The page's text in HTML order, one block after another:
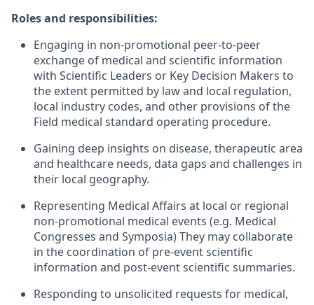
Roles and responsibilities:
Engaging in non-promotional peer-to-peer
exchange of medical and scientific information
with Scientific Leaders or Key Decision Makers to
the extent permitted by law and local regulation,
local industry codes, and other provisions of the
Field medical standard operating procedure.
Gaining deep insights on disease, therapeutic area
and healthcare needs, data gaps and challenges in
their local geography.
Representing Medical Affairs at local or regional
non-promotional medical events (e.g. Medical
Congresses and Symposia) They may collaborate
in the coordination of pre-event scientific
information and post-event scientific summaries.
Responding to unsolicited requests for medical,